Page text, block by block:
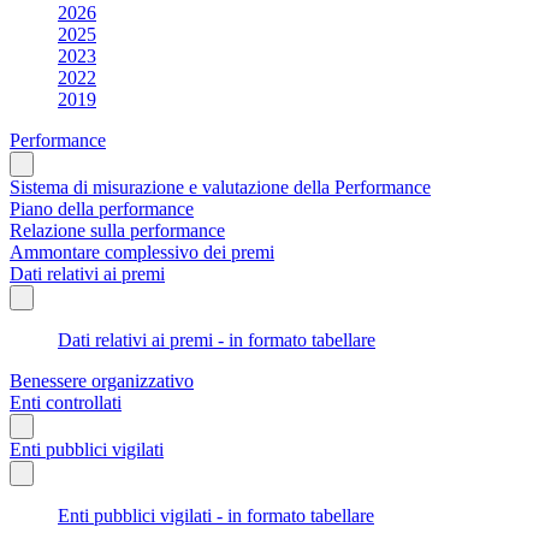
2026
2025
2023
2022
2019
Performance
Sistema di misurazione e valutazione della Performance
Piano della performance
Relazione sulla performance
Ammontare complessivo dei premi
Dati relativi ai premi
Dati relativi ai premi - in formato tabellare
Benessere organizzativo
Enti controllati
Enti pubblici vigilati
Enti pubblici vigilati - in formato tabellare